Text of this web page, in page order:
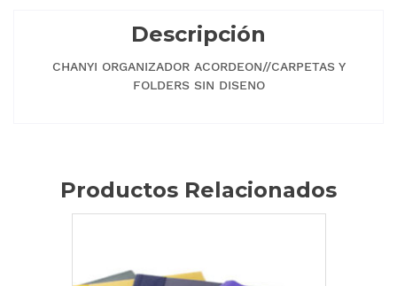
Descripción
CHANYI ORGANIZADOR ACORDEON//CARPETAS Y
FOLDERS SIN DISENO
Productos Relacionados